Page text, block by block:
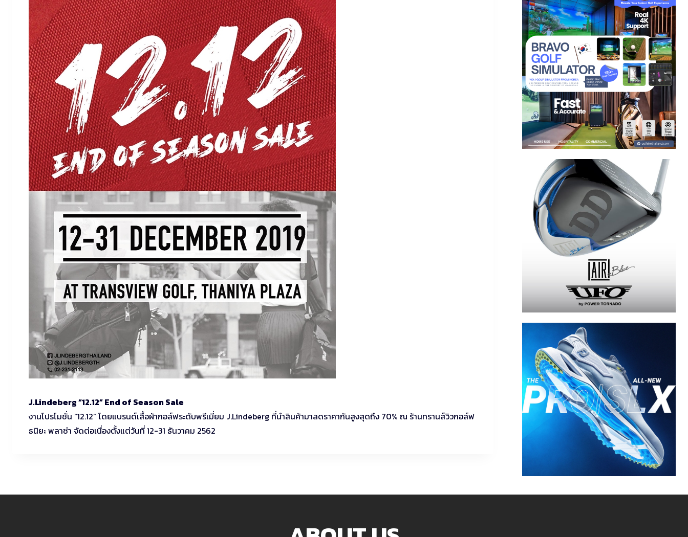
J.Lindeberg “12.12” End of Season Sale
งานโปรโมชั่น “12.12” โดยแบรนด์เสื้อผ้ากอล์ฟระดับพรีเมี่ยม J.Lindeberg ที่นำสินค้ามาลดราคากันสูงสุดถึง 70% ณ ร้านทรานส์วิวกอล์ฟ
ธนิยะ พลาซ่า จัดต่อเนื่องตั้งแต่วันที่ 12-31 ธันวาคม 2562